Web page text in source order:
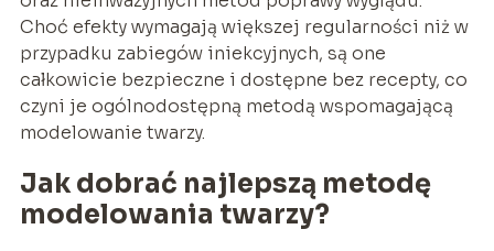
Choć efekty wymagają większej regularności niż w
przypadku zabiegów iniekcyjnych, są one
całkowicie bezpieczne i dostępne bez recepty, co
czyni je ogólnodostępną metodą wspomagającą
modelowanie twarzy.
Jak dobrać najlepszą metodę
modelowania twarzy?